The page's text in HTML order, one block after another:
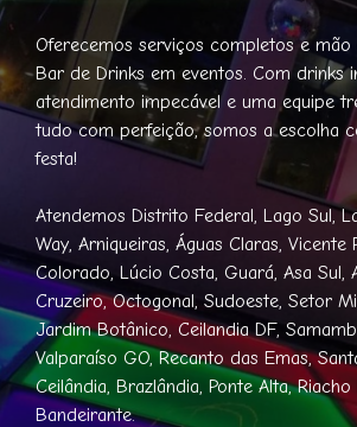
Oferecemos serviços completos e
Bar de Drinks em eventos. Com drinks
atendimento impecável e uma equipe
tudo com perfeição, somos a escolha
festa!
Atendemos Distrito Federal, Lago Sul,
Way, Arniqueiras, Águas Claras, Vicente
Colorado, Lúcio Costa, Guará, Asa Sul,
Cruzeiro, Octogonal, Sudoeste, Setor
Jardim Botânico, Ceilandia DF,
Valparaíso GO, Recanto das Emas,
Ceilândia, Brazlândia, Ponte Alta,
Bandeirante.